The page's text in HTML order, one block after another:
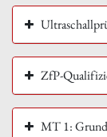
ZfP-
MT 1: